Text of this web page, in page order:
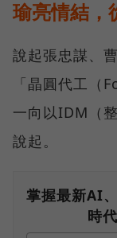
瑜亮情結，
說起張忠謀、
「晶圓代工（
一向以IDM（
說起。
掌握最新AI
時